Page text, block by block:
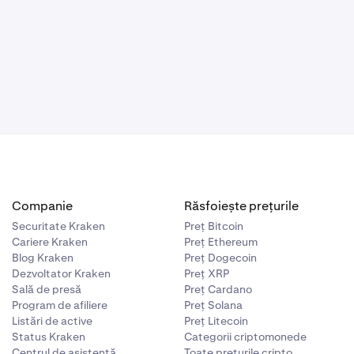
este
Companie
Securitate Kraken
Cariere Kraken
Blog Kraken
Dezvoltator Kraken
Sală de presă
Program de afiliere
Listări de active
Status Kraken
Răsfoiește prețurile
Preț Bitcoin
Preț Ethereum
Preț Dogecoin
Preț XRP
Preț Cardano
Preț Solana
Preț Litecoin
Categorii criptomonede